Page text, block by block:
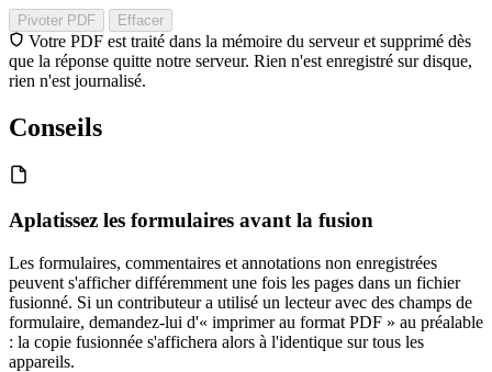
Pivoter PDF Effacer
Votre PDF est traité dans la mémoire du serveur et supprimé dès
que la réponse quitte notre serveur. Rien n'est enregistré sur disque,
rien n'est journalisé.
Conseils
Aplatissez les formulaires avant la fusion
Les formulaires, commentaires et annotations non enregistrées
peuvent s'afficher différemment une fois les pages dans un fichier
fusionné. Si un contributeur a utilisé un lecteur avec des champs de
formulaire, demandez-lui d'« imprimer au format PDF » au préalable
: la copie fusionnée s'affichera alors à l'identique sur tous les
appareils.